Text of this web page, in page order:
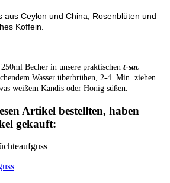
aus Ceylon und China, Rosenblüten und
Koffein.
Becher in unsere praktischen t-sac
Wasser überbrühen, 2-4 Min. ziehen
weißem Kandis oder Honig süßen.
Artikel bestellten, haben
gekauft: